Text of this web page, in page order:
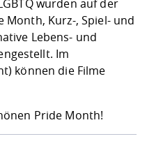
und Physik
Digitales Lernen
Fremdsprachen
Studentenwerk
Angebote der
Formulare und
Internationale
Kooperationen
Klimaschutz &
Förderverein
Maschinenbau
wurden auf der
Kurz-, Spiel- und
Lebens- und
Im
können die Filme
Pride Month!